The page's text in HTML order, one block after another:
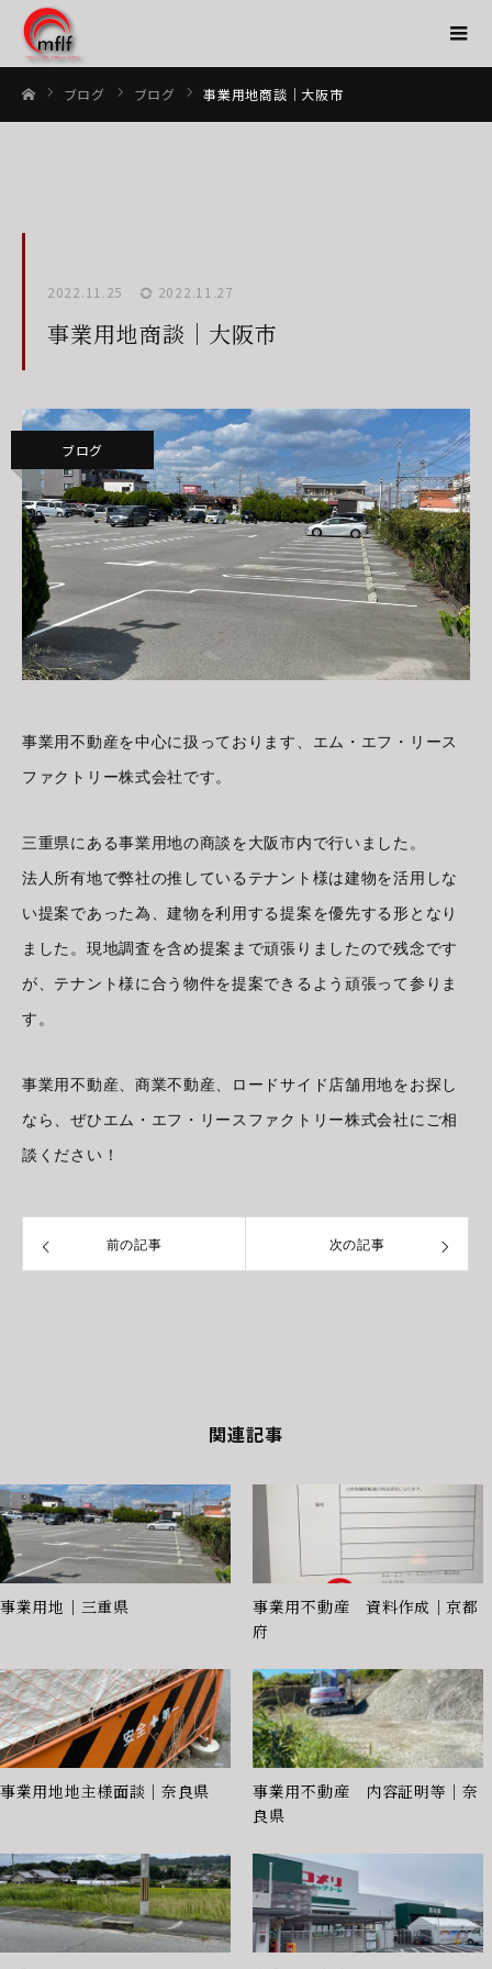
ブログ ブログ 事業用地商談｜大阪市
2022.11.25 2022.11.27
事業用地商談｜大阪市
ブログ
事業用不動産を中心に扱っております、エム・エフ・リース
ファクトリー株式会社です。
三重県にある事業用地の商談を大阪市内で行いました。
法人所有地で弊社の推しているテナント様は建物を活用しな
い提案であった為、建物を利用する提案を優先する形となり
ました。現地調査を含め提案まで頑張りましたので残念です
が、テナント様に合う物件を提案できるよう頑張って参りま
す。
事業用不動産、商業不動産、ロードサイド店舗用地をお探し
なら、ぜひエム・エフ・リースファクトリー株式会社にご相
談ください！
前の記事 次の記事
関連記事
事業用地｜三重県
事業用不動産 資料作成｜京都
府
事業用地地主様面談｜奈良県
事業用不動産 内容証明等｜奈
良県